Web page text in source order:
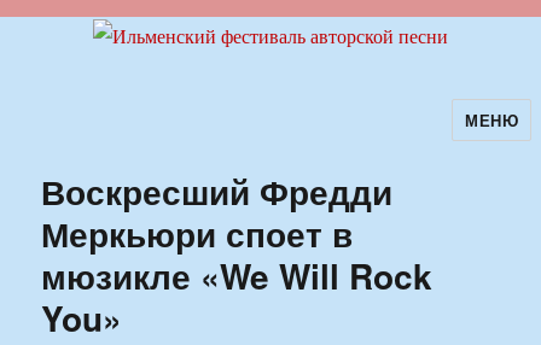
Ильменский фестиваль авторскойМЕНЮ
Воскресший Фредди
Меркьюри споет в
мюзикле «We Will Rock
You»